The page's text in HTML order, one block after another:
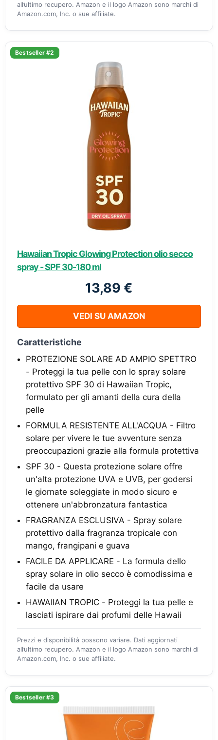
all’ultimo recupero. Amazon e il logo Amazon sono marchi di
Amazon.com, Inc. o sue affiliate.
Bestseller #2
Hawaiian Tropic Glowing Protection olio secco
spray - SPF 30-180 ml
13,89 €
VEDI SU AMAZON
Caratteristiche
PROTEZIONE SOLARE AD AMPIO SPETTRO
- Proteggi la tua pelle con lo spray solare
protettivo SPF 30 di Hawaiian Tropic,
formulato per gli amanti della cura della
pelle
FORMULA RESISTENTE ALL'ACQUA - Filtro
solare per vivere le tue avventure senza
preoccupazioni grazie alla formula protettiva
SPF 30 - Questa protezione solare offre
un'alta protezione UVA e UVB, per godersi
le giornate soleggiate in modo sicuro e
ottenere un'abbronzatura fantastica
FRAGRANZA ESCLUSIVA - Spray solare
protettivo dalla fragranza tropicale con
mango, frangipani e guava
FACILE DA APPLICARE - La formula dello
spray solare in olio secco è comodissima e
facile da usare
HAWAIIAN TROPIC - Proteggi la tua pelle e
lasciati ispirare dai profumi delle Hawaii
Prezzi e disponibilità possono variare. Dati aggiornati
all’ultimo recupero. Amazon e il logo Amazon sono marchi di
Amazon.com, Inc. o sue affiliate.
Bestseller #3